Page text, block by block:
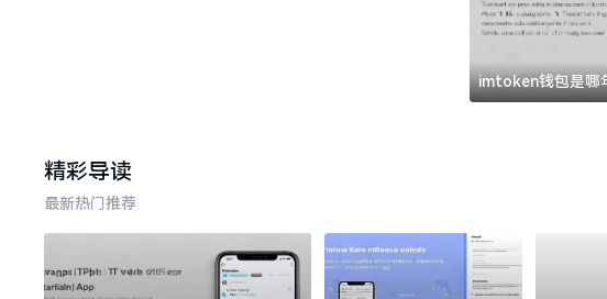
imtoken钱包是哪
精彩导读
最新热门推荐